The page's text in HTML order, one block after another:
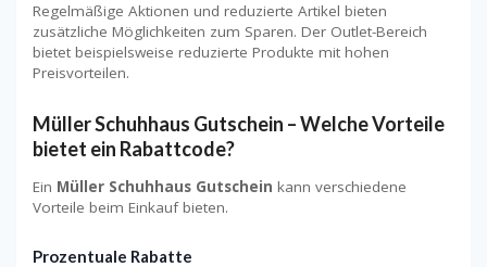
Regelmäßige Aktionen und reduzierte Artikel bieten
zusätzliche Möglichkeiten zum Sparen. Der Outlet-Bereich
bietet beispielsweise reduzierte Produkte mit hohen
Preisvorteilen.
Müller Schuhhaus Gutschein – Welche Vorteile
bietet ein Rabattcode?
Ein Müller Schuhhaus Gutschein kann verschiedene
Vorteile beim Einkauf bieten.
Prozentuale Rabatte